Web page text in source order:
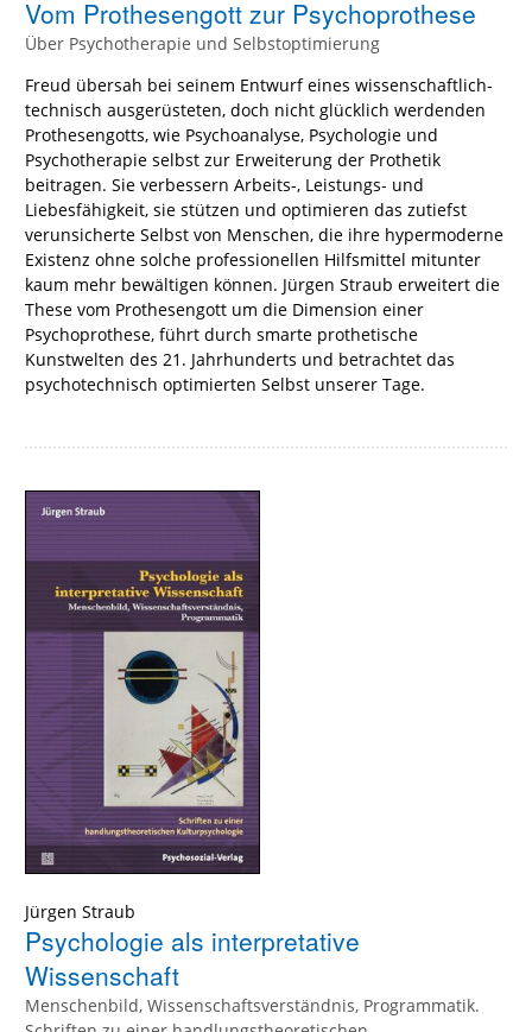
Vom Prothesengott zur Psychoprothese
Über Psychotherapie und Selbstoptimierung
Freud übersah bei seinem Entwurf eines wissenschaftlich-
technisch ausgerüsteten, doch nicht glücklich werdenden
Prothesengotts, wie Psychoanalyse, Psychologie und
Psychotherapie selbst zur Erweiterung der Prothetik
beitragen. Sie verbessern Arbeits-, Leistungs- und
Liebesfähigkeit, sie stützen und optimieren das zutiefst
verunsicherte Selbst von Menschen, die ihre hypermoderne
Existenz ohne solche professionellen Hilfsmittel mitunter
kaum mehr bewältigen können. Jürgen Straub erweitert die
These vom Prothesengott um die Dimension einer
Psychoprothese, führt durch smarte prothetische
Kunstwelten des 21. Jahrhunderts und betrachtet das
psychotechnisch optimierten Selbst unserer Tage.
Jürgen Straub
Psychologie als interpretative
Wissenschaft
Menschenbild, Wissenschaftsverständnis, Programmatik.